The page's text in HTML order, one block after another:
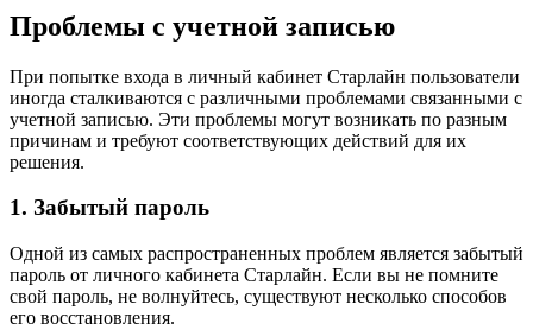
Проблемы с учетной записью
При попытке входа в личный кабинет Старлайн пользователи
иногда сталкиваются с различными проблемами связанными с
учетной записью. Эти проблемы могут возникать по разным
причинам и требуют соответствующих действий для их
решения.
1. Забытый пароль
Одной из самых распространенных проблем является забытый
пароль от личного кабинета Старлайн. Если вы не помните
свой пароль, не волнуйтесь, существуют несколько способов
его восстановления.